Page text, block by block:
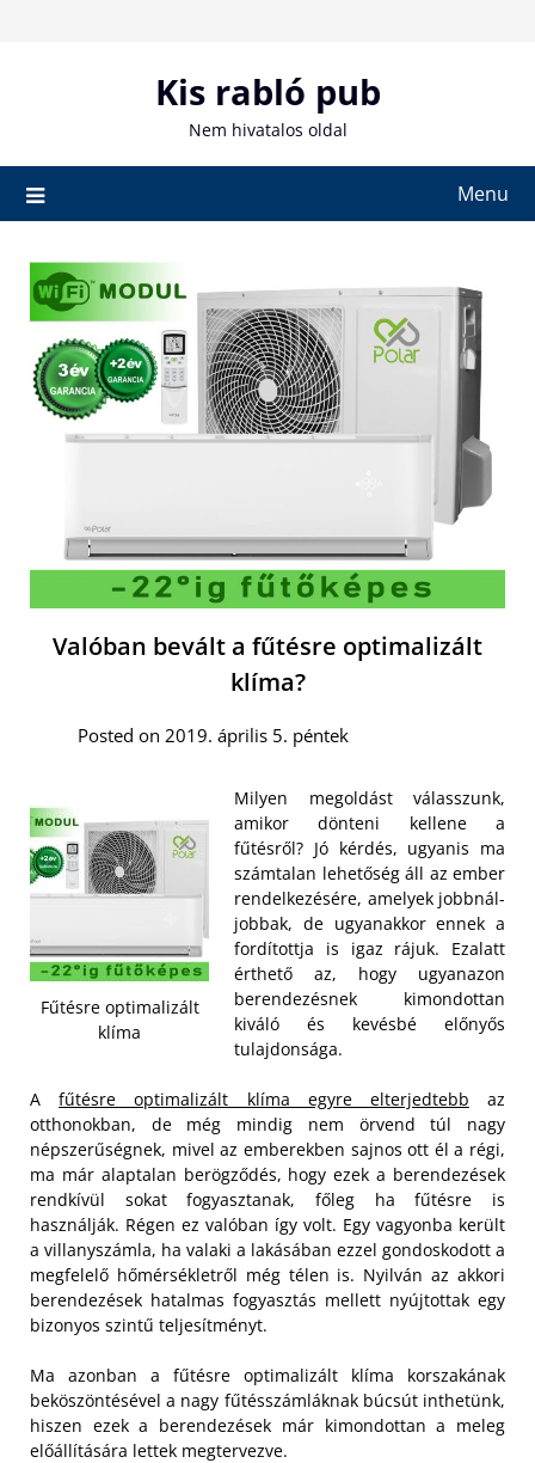
Kis rabló pub
Nem hivatalos oldal
Menu
Valóban bevált a fűtésre optimalizált
klíma?
Posted on 2019. április 5. péntek
Fűtésre optimalizált
klíma
Milyen megoldást válasszunk,
amikor dönteni kellene a
fűtésről? Jó kérdés, ugyanis ma
számtalan lehetőség áll az ember
rendelkezésére, amelyek jobbnál-
jobbak, de ugyanakkor ennek a
fordítottja is igaz rájuk. Ezalatt
érthető az, hogy ugyanazon
berendezésnek kimondottan
kiváló és kevésbé előnyős
tulajdonsága.
Afűtésre optimalizált klíma egyre elterjedtebb az
otthonokban, de még mindig nem örvend túl nagy
népszerűségnek, mivel az emberekben sajnos ott él a régi,
ma már alaptalan berögződés, hogy ezek a berendezések
rendkívül sokat fogyasztanak, főleg ha fűtésre is
használják. Régen ez valóban így volt. Egy vagyonba került
a villanyszámla, ha valaki a lakásában ezzel gondoskodott a
megfelelő hőmérsékletről még télen is. Nyilván az akkori
berendezések hatalmas fogyasztás mellett nyújtottak egy
bizonyos szintű teljesítményt.
Ma azonban a fűtésre optimalizált klíma korszakának
beköszöntésével a nagy fűtésszámláknak búcsút inthetünk,
hiszen ezek a berendezések már kimondottan a meleg
előállítására lettek megtervezve.